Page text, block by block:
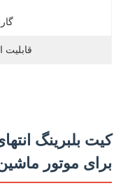
قابلیت
برای موتور